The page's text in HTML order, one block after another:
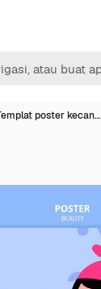
poster kecan…